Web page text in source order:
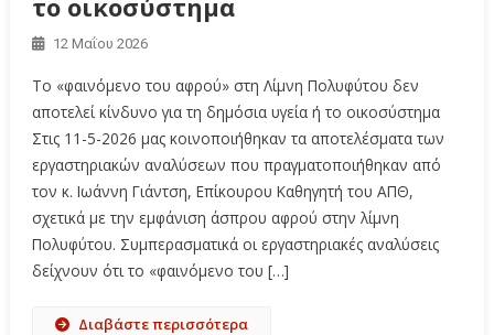
12 Μαΐου 2026
Το «φαινόμενο του αφρού» στη Λίμνη Πολυφύτου δεν
αποτελεί κίνδυνο για τη δημόσια υγεία ή το οικοσύστημα
Στις 11-5-2026 μας κοινοποιήθηκαν τα αποτελέσματα των
εργαστηριακών αναλύσεων που πραγματοποιήθηκαν από
τον κ. Ιωάννη Γιάντση, Επίκουρου Καθηγητή του ΑΠΘ,
σχετικά με την εμφάνιση άσπρου αφρού στην λίμνη
Πολυφύτου. Συμπερασματικά οι εργαστηριακές αναλύσεις
δείχνουν ότι το «φαινόμενο του […]
Διαβάστε περισσότερα